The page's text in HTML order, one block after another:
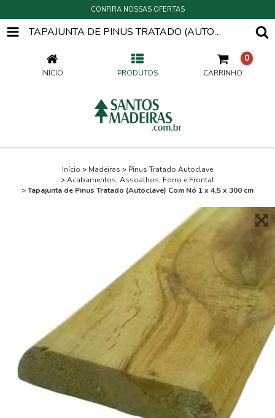
CONFIRA NOSSAS OFERTAS
TAPAJUNTA DE PINUS TRATADO (AUTOCLAVE) COM NÓ 1 X 4,5 X 300 CM
INÍCIO PRODUTOS CARRINHO
0
Início > Madeiras > Pinus Tratado Autoclave
>Acabamentos, Assoalhos, Forro e Frontal
>Tapajunta de Pinus Tratado (Autoclave) Com Nó 1 x 4,5 x 300 cm